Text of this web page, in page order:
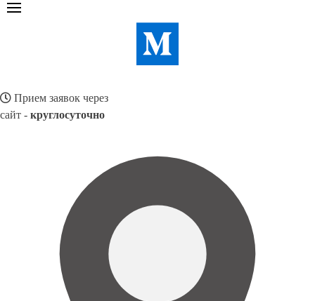
Прием заявок через
сайт - круглосуточно